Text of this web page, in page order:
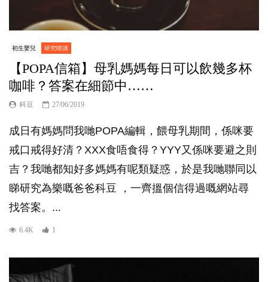
初生嬰兒 研究咁講
【POPA信箱】母乳媽媽每日可以飲幾多杯
咖啡？答案在細節中……
科豆 27/06/2019
成日有媽媽問我哋POPA編輯，餵母乳期間，係咪要
戒口戒得好清？XXX食唔食得？YYY又係咪要避之則
吉？我哋都知好多媽媽有呢類疑惑，於是我哋聯同以
睇研究為樂嘅爸爸科豆 ，一齊搵個信得過嘅網站尋
找答案。...
6.4K 1